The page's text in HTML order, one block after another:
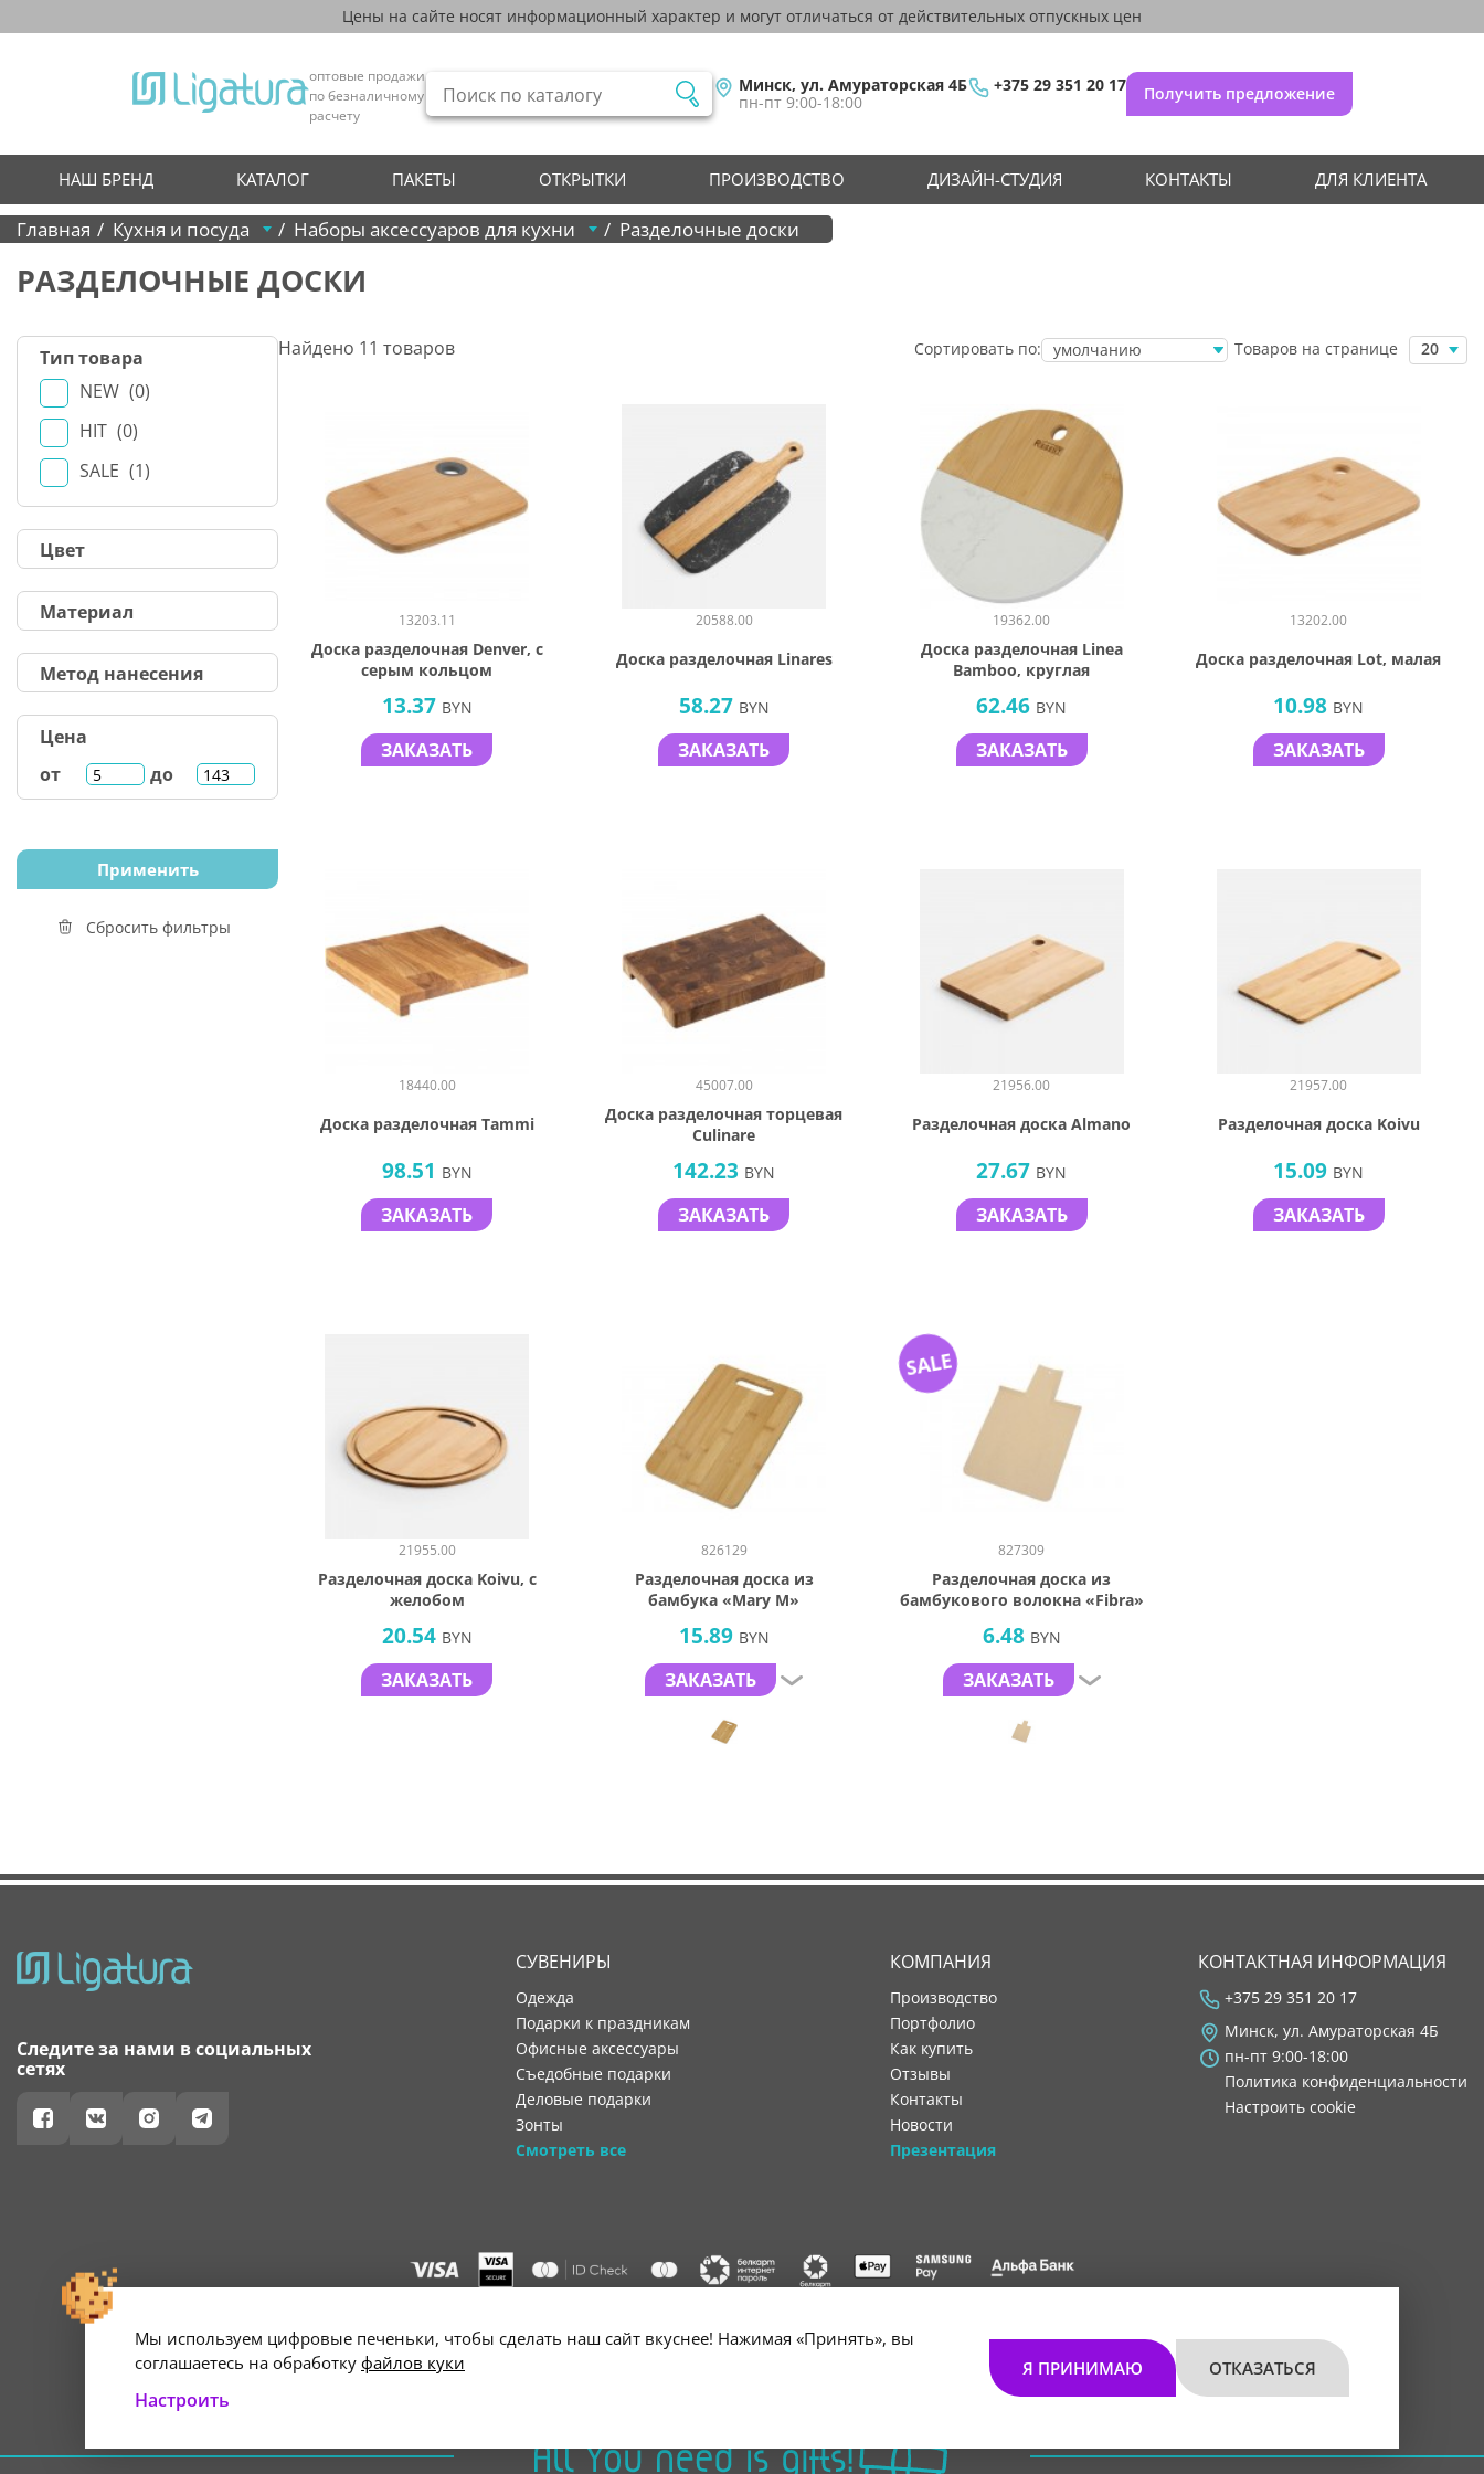
Цены на сайте носят информационный характер и могут отличаться от действительных отпускных цен
оптовые продажи
по безналичному
расчету
Минск, ул. Амураторская 4Б
пн-пт 9:00-18:00
+375 29 351 20 17 Получить предложение
НАШ БРЕНД КАТАЛОГ ПАКЕТЫ ОТКРЫТКИ ПРОИЗВОДСТВО ДИЗАЙН-СТУДИЯ КОНТАКТЫ ДЛЯ КЛИЕНТА
Главная Кухня и посуда Наборы аксессуаров для кухни Разделочные доски
РАЗДЕЛОЧНЫЕ ДОСКИ
Тип товара
NEW
0
HIT
0
SALE
1
Цвет
Материал
Метод нанесения
Цена
от
до
Сбросить фильтры
Найдено 11 товаров Сортировать по:
умолчанию
цены
Товаров на странице 20
13203.11
Доска разделочная Denver, с
серым кольцом
13.37 BYN
ЗАКАЗАТЬ
20588.00
Доска разделочная Linares
58.27 BYN
ЗАКАЗАТЬ
19362.00
Доска разделочная Linea
Bamboo, круглая
62.46 BYN
ЗАКАЗАТЬ
13202.00
Доска разделочная Lot, малая
10.98 BYN
ЗАКАЗАТЬ
18440.00
Доска разделочная Tammi
98.51 BYN
ЗАКАЗАТЬ
45007.00
Доска разделочная торцевая
Culinare
142.23 BYN
ЗАКАЗАТЬ
21956.00
Разделочная доска Almano
27.67 BYN
ЗАКАЗАТЬ
21957.00
Разделочная доска Koivu
15.09 BYN
ЗАКАЗАТЬ
21955.00
Разделочная доска Koivu, с
желобом
20.54 BYN
ЗАКАЗАТЬ
826129
Разделочная доска из
бамбука «Mary M»
15.89 BYN
ЗАКАЗАТЬ
827309
Разделочная доска из
бамбукового волокна «Fibra»
6.48 BYN
ЗАКАЗАТЬ
SALE
Следите за нами в социальных
сетях
СУВЕНИРЫ
Одежда
Подарки к праздникам
Офисные аксессуары
Съедобные подарки
Деловые подарки
Зонты
Смотреть все
КОМПАНИЯ
производство
портфолио
как купить
отзывы
контакты
новости
Презентация
КОНТАКТНАЯ ИНФОРМАЦИЯ
+375 29 351 20 17
Минск, ул. Амураторская 4Б
пн-пт 9:00-18:00
Политика конфиденциальности
Настроить cookie
г. Минск, ул. Амураторская, 4Б, цокольный этаж, помещение 3. Р/с BY34 ALFA 3012 2B24 8200 1027 0000"
Свидетельство о государственной регистрации №193602931 выдано Минским горисполкомом 30.11.2021 г.
Мы используем цифровые печеньки, чтобы сделать наш сайт вкуснее! Нажимая «Принять», вы
соглашаетесь на обработку файлов куки
Настроить
Я ПРИНИМАЮ ОТКАЗАТЬСЯ